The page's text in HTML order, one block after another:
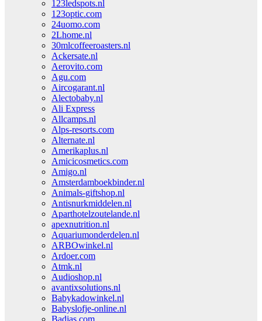
123ledspots.nl
123optic.com
24uomo.com
2Lhome.nl
30mlcoffeeroasters.nl
Ackersate.nl
Aerovito.com
Agu.com
Aircogarant.nl
Alectobaby.nl
Ali Express
Allcamps.nl
Alps-resorts.com
Alternate.nl
Amerikaplus.nl
Amicicosmetics.com
Amigo.nl
Amsterdamboekbinder.nl
Animals-giftshop.nl
Antisnurkmiddelen.nl
Aparthotelzoutelande.nl
apexnutrition.nl
Aquariumonderdelen.nl
ARBOwinkel.nl
Ardoer.com
Atmk.nl
Audioshop.nl
avantixsolutions.nl
Babykadowinkel.nl
Babyslofje-online.nl
Badjas.com